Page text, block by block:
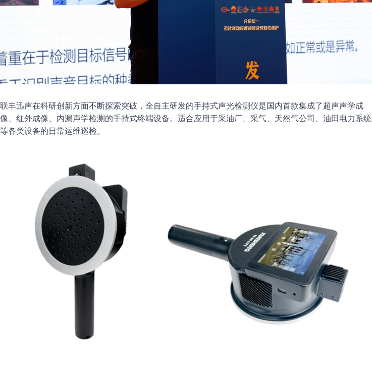
联丰迅声在科研创新方面不断探索突破，全自主研发的手持式声光检测仪是国内首款集成了超声声学成
像、红外成像、内漏声学检测的手持式终端设备。适合应用于采油厂、采气、天然气公司、油田电力系统
等各类设备的日常运维巡检。